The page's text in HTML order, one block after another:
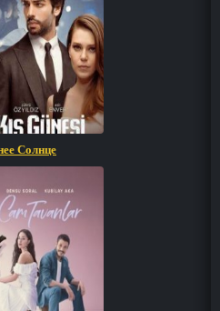
Солнце